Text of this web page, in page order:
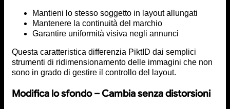
Mantieni lo stesso soggetto in layout allungati
Mantenere la continuità del marchio
Garantire uniformità visiva negli annunci
Questa caratteristica differenzia PiktID dai semplici
strumenti di ridimensionamento delle immagini che non
sono in grado di gestire il controllo del layout.
Modifica lo sfondo – Cambia senza distorsioni